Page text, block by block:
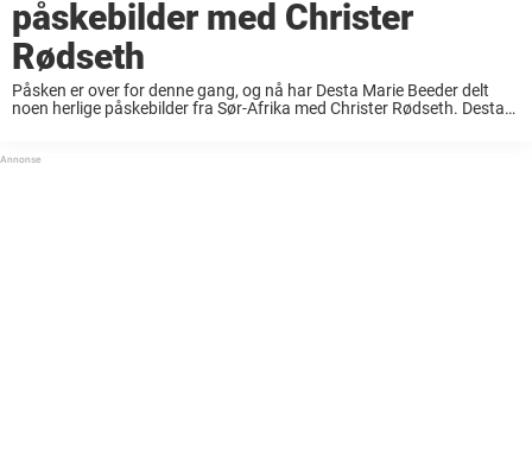
påskebilder med Christer
Rødseth
Påsken er over for denne gang, og nå har Desta Marie Beeder delt
noen herlige påskebilder fra Sør-Afrika med Christer Rødseth. Desta